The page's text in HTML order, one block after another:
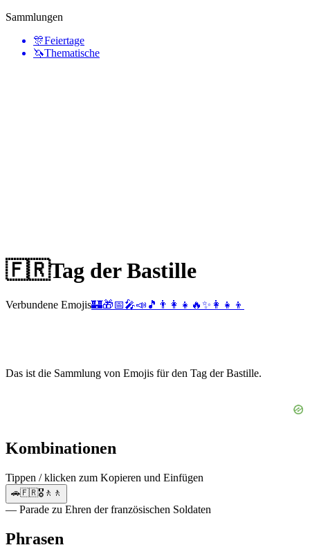
Sammlungen
🎊Feiertage
🦄Thematische
🇫🇷Tag der Bastille
Verbundene Emojis🏰🎁📅🎤📣 🎵 👨‍👩‍👧 🔥✨ 👩‍👧‍👦
Das ist die Sammlung von Emojis für den Tag der Bastille.
Kombinationen
Tippen / klicken zum Kopieren und Einfügen
🚗🇫🇷🎖️🚶🚶
— Parade zu Ehren der französischen Soldaten
Phrasen